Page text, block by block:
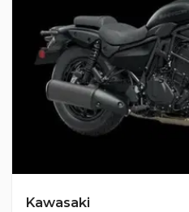
Kawasaki